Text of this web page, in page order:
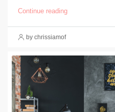
Continue reading
by chrissiamof